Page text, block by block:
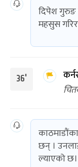
दिपेश गुरुङ
महसुस
36'
छन् ।
ल्याएको छ।